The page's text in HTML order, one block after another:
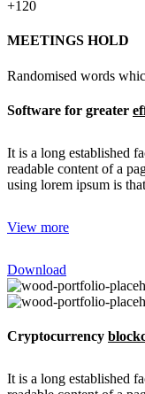
+120
MEETINGS HOLD
Randomised words
Software for greater
It is a long established
readable content of a
using lorem ipsum is
View more
Download
Cryptocurrency
It is a long established